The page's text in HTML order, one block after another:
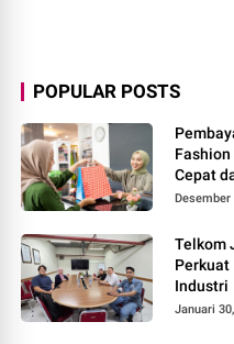
POPULAR POSTS
Cepat
Desember
Telkom
Perkuat
Industri
Januari